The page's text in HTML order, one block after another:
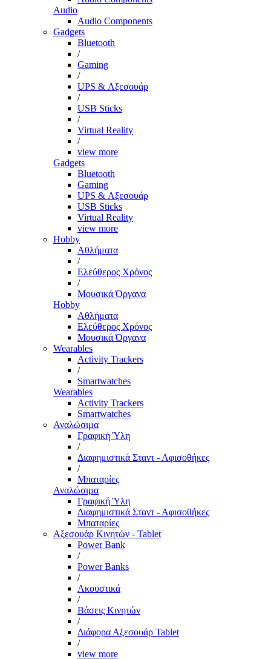
Audio
Audio Components
Gadgets
Bluetooth
/
Gaming
/
UPS & Αξεσουάρ
/
USB Sticks
/
Virtual Reality
/
view more
Gadgets
Bluetooth
Gaming
UPS & Αξεσουάρ
USB Sticks
Virtual Reality
view more
Hobby
Αθλήματα
/
Ελεύθερος Χρόνος
/
Μουσικά Όργανα
Hobby
Αθλήματα
Ελεύθερος Χρόνος
Μουσικά Όργανα
Wearables
Activity Trackers
/
Smartwatches
Wearables
Activity Trackers
Smartwatches
Αναλώσιμα
Γραφική Ύλη
/
Διαφημιστικά Σταντ - Αφισοθήκες
/
Μπαταρίες
Αναλώσιμα
Γραφική Ύλη
Διαφημιστικά Σταντ - Αφισοθήκες
Μπαταρίες
Αξεσουάρ Κινητών - Tablet
Power Bank
/
Power Banks
/
Ακουστικά
/
Βάσεις Κινητών
/
Διάφορα Αξεσουάρ Tablet
/
view more